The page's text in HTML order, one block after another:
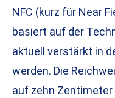
NFC (kurz für Near
basiert auf der
aktuell verstärkt in
werden. Die
auf zehn Zentimeter